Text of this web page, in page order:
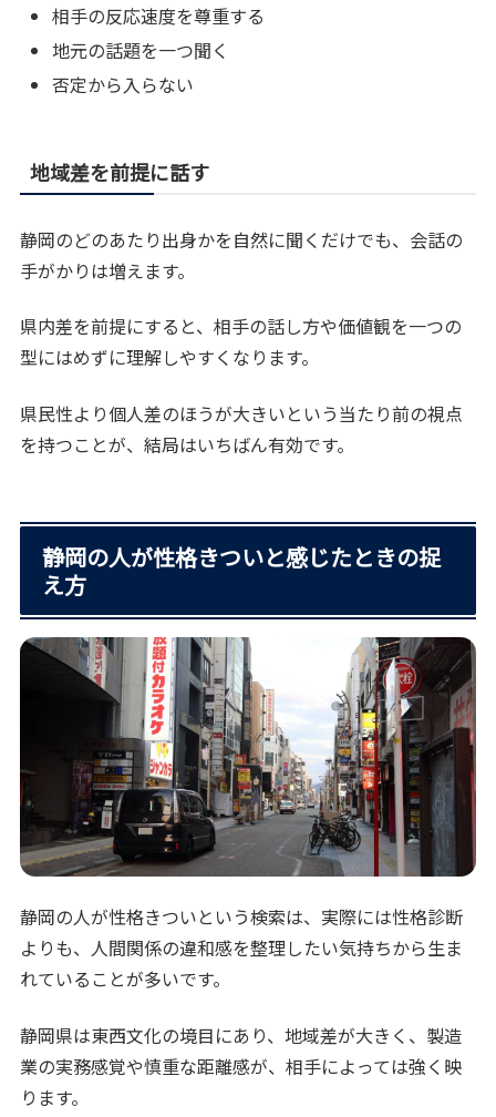
相手の反応速度を尊重する
地元の話題を一つ聞く
否定から入らない
地域差を前提に話す
静岡のどのあたり出身かを自然に聞くだけでも、会話の
手がかりは増えます。
県内差を前提にすると、相手の話し方や価値観を一つの
型にはめずに理解しやすくなります。
県民性より個人差のほうが大きいという当たり前の視点
を持つことが、結局はいちばん有効です。
静岡の人が性格きついと感じたときの捉
え方
静岡の人が性格きついという検索は、実際には性格診断
よりも、人間関係の違和感を整理したい気持ちから生ま
れていることが多いです。
静岡県は東西文化の境目にあり、地域差が大きく、製造
業の実務感覚や慎重な距離感が、相手によっては強く映
ります。